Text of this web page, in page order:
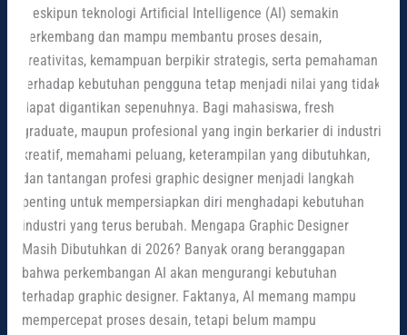
Meskipun teknologi Artificial Intelligence (AI) semakin
berkembang dan mampu membantu proses desain,
kreativitas, kemampuan berpikir strategis, serta pemahaman
terhadap kebutuhan pengguna tetap menjadi nilai yang tidak
dapat digantikan sepenuhnya. Bagi mahasiswa, fresh
graduate, maupun profesional yang ingin berkarier di industri
kreatif, memahami peluang, keterampilan yang dibutuhkan,
dan tantangan profesi graphic designer menjadi langkah
penting untuk mempersiapkan diri menghadapi kebutuhan
industri yang terus berubah. Mengapa Graphic Designer
Masih Dibutuhkan di 2026? Banyak orang beranggapan
bahwa perkembangan AI akan mengurangi kebutuhan
terhadap graphic designer. Faktanya, AI memang mampu
mempercepat proses desain, tetapi belum mampu